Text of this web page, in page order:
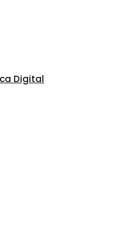
Digital